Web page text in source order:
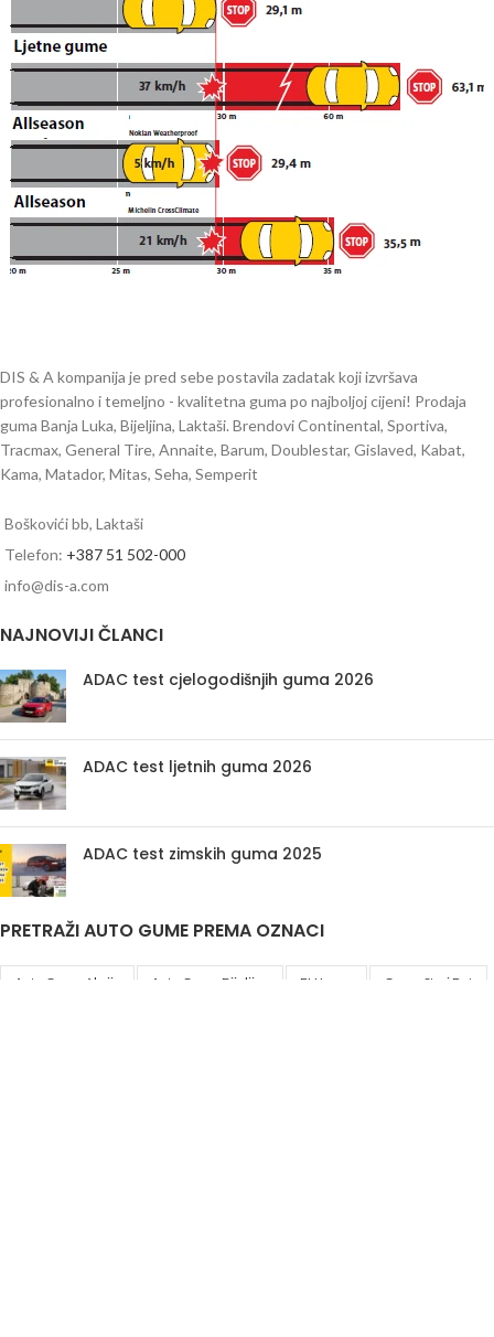
DIS & A kompanija je pred sebe postavila zadatak koji izvršava
profesionalno i temeljno - kvalitetna guma po najboljoj cijeni! Prodaja
guma Banja Luka, Bijeljina, Laktaši. Brendovi Continental, Sportiva,
Tracmax, General Tire, Annaite, Barum, Doublestar, Gislaved, Kabat,
Kama, Matador, Mitas, Seha, Semperit
Boškovići bb, Laktaši
Telefon: +387 51 502-000
info@dis-a.com
NAJNOVIJI ČLANCI
ADAC test cjelogodišnjih guma 2026
ADAC test ljetnih guma 2026
ADAC test zimskih guma 2025
PRETRAŽI AUTO GUME PREMA OZNACI
Auto Gume Akcija Auto Gume Bijeljina EU Lager Gume Stari Dot